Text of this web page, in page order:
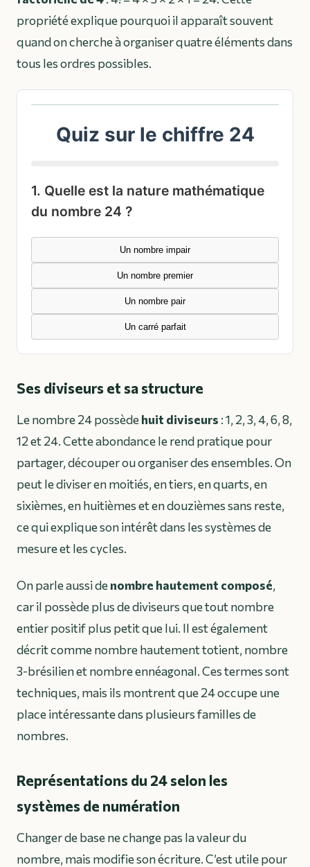
propriété explique pourquoi il apparaît souvent
quand on cherche à organiser quatre éléments dans
tous les ordres possibles.
Quiz sur le chiffre 24
1. Quelle est la nature mathématique
du nombre 24 ?
Un nombre impair
Un nombre premier
Un nombre pair
Un carré parfait
Ses diviseurs et sa structure
Le nombre 24 possèdehuit diviseurs : 1, 2, 3, 4, 6, 8,
12 et 24. Cette abondance le rend pratique pour
partager, découper ou organiser des ensembles. On
peut le diviser en moitiés, en tiers, en quarts, en
sixièmes, en huitièmes et en douzièmes sans reste,
ce qui explique son intérêt dans les systèmes de
mesure et les cycles.
On parle aussi denombre hautement composé,
car il possède plus de diviseurs que tout nombre
entier positif plus petit que lui. Il est également
décrit comme nombre hautement totient, nombre
3-brésilien et nombre ennéagonal. Ces termes sont
techniques, mais ils montrent que 24 occupe une
place intéressante dans plusieurs familles de
nombres.
Représentations du 24 selon les
systèmes de numération
Changer de base ne change pas la valeur du
nombre, mais modifie son écriture. C’est utile pour